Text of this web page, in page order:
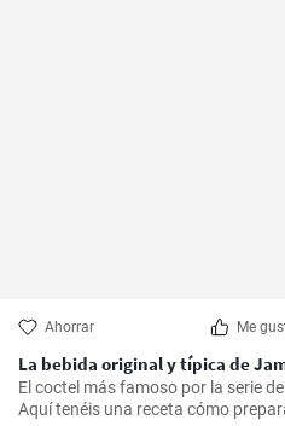
Ahorrar Me
La bebida original y típica de
El coctel más famoso por la serie
Aquí tenéis una receta cómo